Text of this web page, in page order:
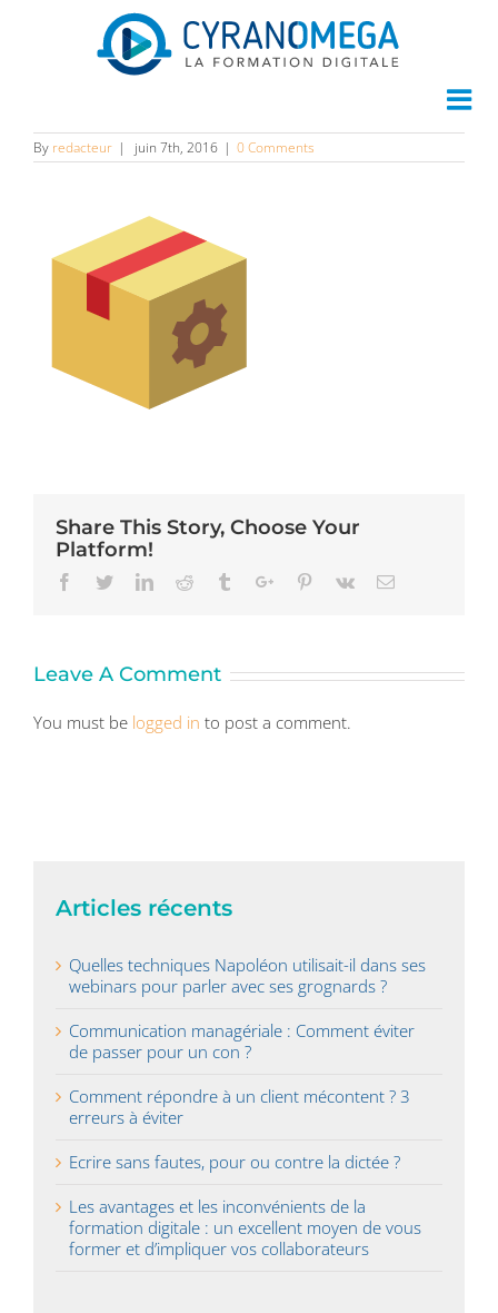
By redacteur | juin 7th, 2016 | 0 Comments
Share This Story, Choose Your
Platform!
Facebook
TwitterLinkedinReddit TumblrGoogle+Pinterest
Vk Email
Leave A Comment
You must be logged in to post a comment.
Articles récents
Quelles techniques Napoléon utilisait-il dans ses
webinars pour parler avec ses grognards ?
Communication managériale : Comment éviter
de passer pour un con ?
Comment répondre à un client mécontent ? 3
erreurs à éviter
Ecrire sans fautes, pour ou contre la dictée ?
Les avantages et les inconvénients de la
formation digitale : un excellent moyen de vous
former et d’impliquer vos collaborateurs